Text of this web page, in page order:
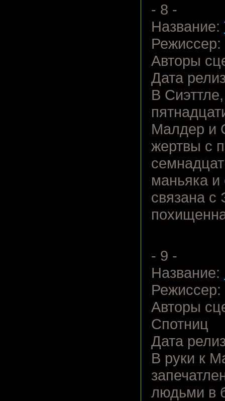
- 8 -
Название:
Авторы
Дата
В
Малдер и
жертвы с
маньяка и
связана с
- 9 -
Название:
Режиссер:
Авторы
Спотниц
Дата
В руки к
людьми в